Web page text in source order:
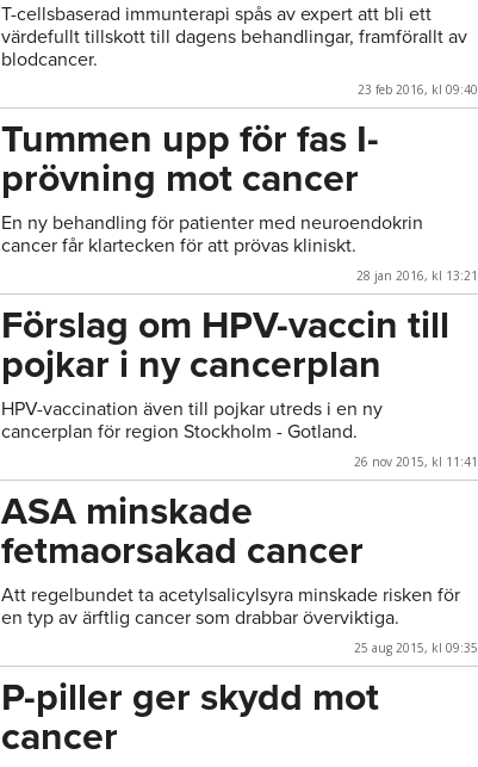
T-cellsbaserad immunterapi spås av expert att bli ett
värdefullt tillskott till dagens behandlingar, framförallt av
blodcancer.
23 feb 2016, kl 09:40
Tummen upp för fas I-
prövning mot cancer
En ny behandling för patienter med neuroendokrin
cancer får klartecken för att prövas kliniskt.
28 jan 2016, kl 13:21
Förslag om HPV-vaccin till
pojkar i ny cancerplan
HPV-vaccination även till pojkar utreds i en ny
cancerplan för region Stockholm - Gotland.
26 nov 2015, kl 11:41
ASA minskade
fetmaorsakad cancer
Att regelbundet ta acetylsalicylsyra minskade risken för
en typ av ärftlig cancer som drabbar överviktiga.
25 aug 2015, kl 09:35
P-piller ger skydd mot
cancer